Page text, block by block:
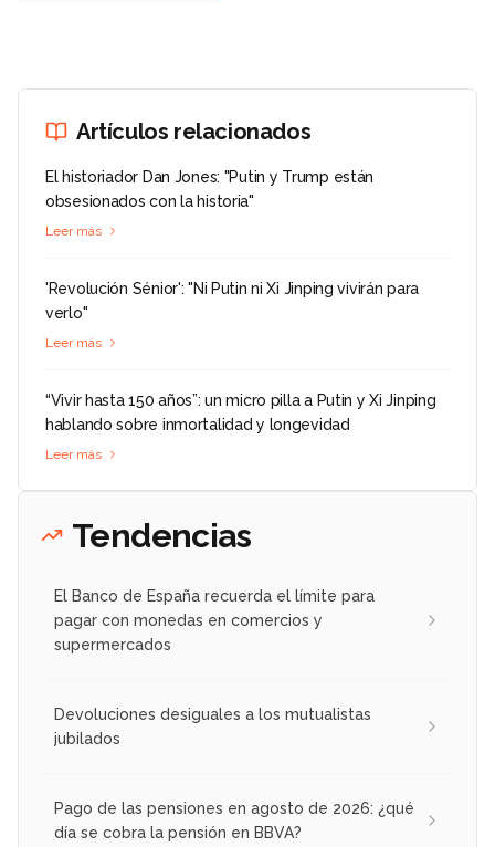
Artículos relacionados
El historiador Dan Jones: "Putin y Trump están
obsesionados con la historia"
Leer más
'Revolución Sénior': "Ni Putin ni Xi Jinping vivirán para
verlo"
Leer más
“Vivir hasta 150 años”: un micro pilla a Putin y Xi Jinping
hablando sobre inmortalidad y longevidad
Leer más
Tendencias
El Banco de España recuerda el límite para
pagar con monedas en comercios y
supermercados
Devoluciones desiguales a los mutualistas
jubilados
Pago de las pensiones en agosto de 2026: ¿qué
día se cobra la pensión en BBVA?